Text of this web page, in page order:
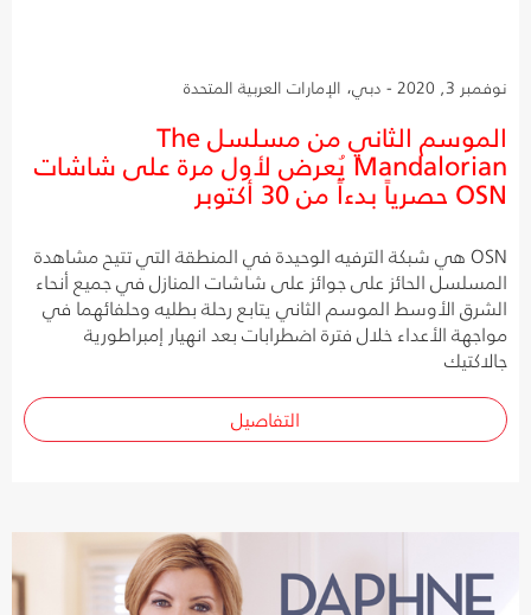
نوفمبر 3, 2020 - دبي، الإمارات العربية المتحدة
الموسم الثاني من مسلسل The
Mandalorian يُعرض لأول مرة على شاشات
OSN حصرياً بدءاً من 30 أكتوبر
OSN هي شبكة الترفيه الوحيدة في المنطقة التي تتيح مشاهدة
المسلسل الحائز على جوائز على شاشات المنازل في جميع أنحاء
الشرق الأوسط الموسم الثاني يتابع رحلة بطليه وحلفائهما في
مواجهة الأعداء خلال فترة اضطرابات بعد انهيار إمبراطورية
جالاكتيك
التفاصيل